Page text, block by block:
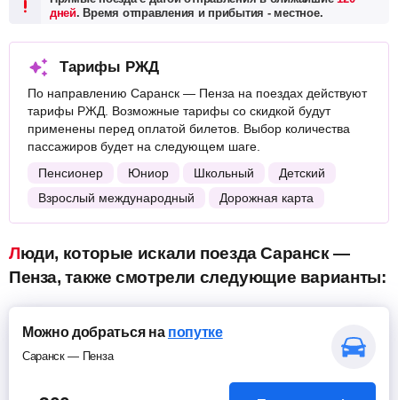
дней. Время отправления и прибытия - местное.
Тарифы РЖД
По направлению Саранск — Пенза на поездах действуют
тарифы РЖД. Возможные тарифы со скидкой будут
применены перед оплатой билетов. Выбор количества
пассажиров будет на следующем шаге.
Пенсионер
Юниор Школьный
Детский
Взрослый международный
Дорожная карта
Люди, которые искали поезда Саранск —
Пенза, также смотрели следующие варианты:
Можно добраться на попутке
Саранск — Пенза